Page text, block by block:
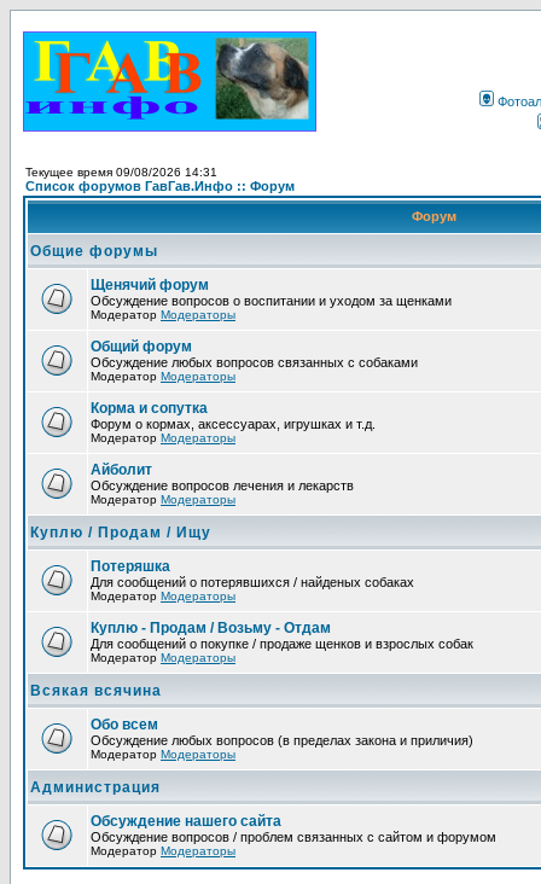
Текущее время 09/08/2026 14:31
Список форумов ГавГав.Инфо :: Форум
Форум
Общие форумы
Щенячий форум
Обсуждение вопросов о воспитании и уходом за щенками
Модератор Модераторы
Общий форум
Обсуждение любых вопросов связанных с собаками
Модератор Модераторы
Корма и сопутка
Форум о кормах, аксессуарах, игрушках и т.д.
Модератор Модераторы
Айболит
Обсуждение вопросов лечения и лекарств
Модератор Модераторы
Куплю / Продам / Ищу
Потеряшка
Для сообщений о потерявшихся / найденых собаках
Модератор Модераторы
Куплю - Продам / Возьму - Отдам
Для сообщений о покупке / продаже щенков и взрослых собак
Модератор Модераторы
Всякая всячина
Обо всем
Обсуждение любых вопросов (в пределах закона и приличия)
Модератор Модераторы
Администрация
Обсуждение нашего сайта
Обсуждение вопросов / проблем связанных с сайтом и форумом
Модератор Модераторы